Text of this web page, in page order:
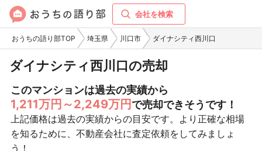
会社を検索
おうちの語り部TOP 埼玉県 川口市 ダイナシティ西川口
ダイナシティ西川口の売却
このマンションは過去の実績から
1,211万円～2,249万円で売却できそうです！
上記価格は過去の実績からの目安です。より正確な相場
を知るために、不動産会社に査定依頼をしてみましょ
う！